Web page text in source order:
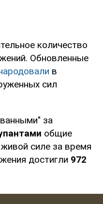
количество
Обновленные
в
сил
за
общие
силе за время
достигли 972